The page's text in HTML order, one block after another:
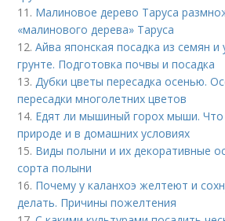
11. Малиновое дерево Таруса
«малинового дерева» Таруса
12.Айва японская посадка из семян
грунте. Подготовка почвы и посадка
13.Дубки цветы пересадка осенью.
пересадки многолетних цветов
14. Едят ли мышиный горох мыши.
природе и в домашних условиях
15. Виды полыни и их декоративные
сорта полыни
16. Почему у каланхоэ желтеют и
делать. Причины пожелтения